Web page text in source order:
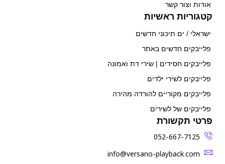
אודות וצור קשר
קטגוריות ראשיות
ישראלי / ים תיכוני חדשים
פלייבקים חדשים באתר
פלייבקים חסידים | שירי דת ואמונה
פלייבקים לשירי ילדים
פלייבקים מקוריים להורדה מהירה
פלייבקים של לשירים
פרטי תקשורת
052-667-7125
‫info@versano-playback.com‬